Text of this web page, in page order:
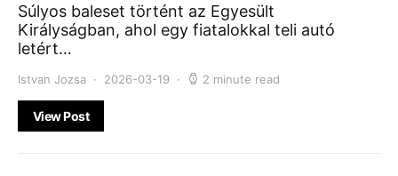
Súlyos baleset történt az Egyesült
Királyságban, ahol egy fiatalokkal teli autó
letért…
Istvan Jozsa 2026-03-19 2 minute read
View Post